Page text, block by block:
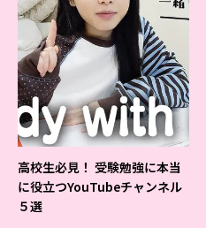
高校生必見！ 受験勉強に本当
に役立つYouTubeチャンネル
５選